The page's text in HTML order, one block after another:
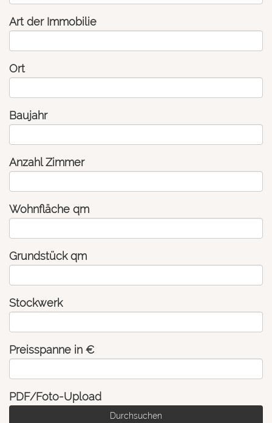
Art der Immobilie
Ort
Baujahr
Anzahl Zimmer
Wohnfläche qm
Grundstück qm
Stockwerk
Preisspanne in €
PDF/Foto-Upload
Durchsuchen